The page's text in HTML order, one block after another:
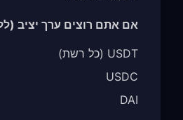
אם אתם רוצים ערך יציב
USDT (כל רשת)
USDC
DAI